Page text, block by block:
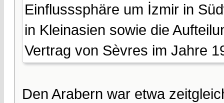
Einflusssphäre um İzmir in
in Kleinasien sowie die
Vertrag von Sèvres im Jahre
Den Arabern war etwa